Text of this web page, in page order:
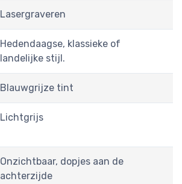
Lasergraveren
Hedendaagse, klassieke of
landelijke stijl.
Blauwgrijze tint
Lichtgrijs
Onzichtbaar, dopjes aan de
achterzijde